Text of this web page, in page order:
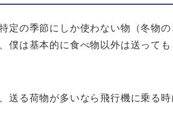
定の季節にしか使わない物（冬物
僕は基本的に食べ物以外は送って
送る荷物が多いなら飛行機に乗る